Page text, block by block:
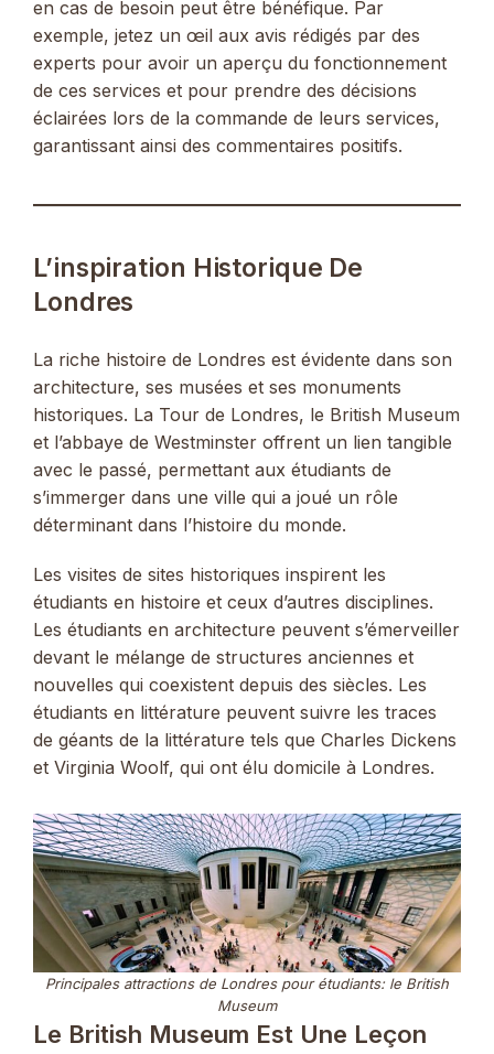
en cas de besoin peut être bénéfique. Par
exemple, jetez un œil aux avis rédigés par des
experts pour avoir un aperçu du fonctionnement
de ces services et pour prendre des décisions
éclairées lors de la commande de leurs services,
garantissant ainsi des commentaires positifs.
L’inspiration Historique De
Londres
La riche histoire de Londres est évidente dans son
architecture, ses musées et ses monuments
historiques. La Tour de Londres, le British Museum
et l’abbaye de Westminster offrent un lien tangible
avec le passé, permettant aux étudiants de
s’immerger dans une ville qui a joué un rôle
déterminant dans l’histoire du monde.
Les visites de sites historiques inspirent les
étudiants en histoire et ceux d’autres disciplines.
Les étudiants en architecture peuvent s’émerveiller
devant le mélange de structures anciennes et
nouvelles qui coexistent depuis des siècles. Les
étudiants en littérature peuvent suivre les traces
de géants de la littérature tels que Charles Dickens
et Virginia Woolf, qui ont élu domicile à Londres.
Principales attractions de Londres pour étudiants: le British
Museum
Le British Museum Est Une Leçon